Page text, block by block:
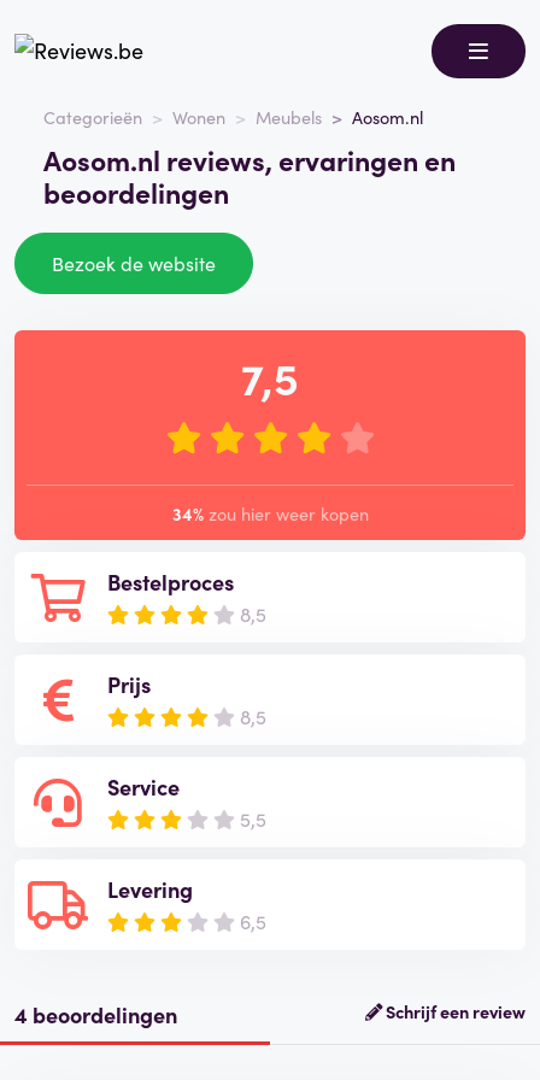
Categorieën Wonen Meubels Aosom.nl
Aosom.nl reviews, ervaringen en
beoordelingen
Bezoek de website
Bestelproces
8,5
Prijs
8,5
Service
5,5
Levering
6,5
7,5
34% zou hier weer kopen
4 beoordelingen Schrijf een review